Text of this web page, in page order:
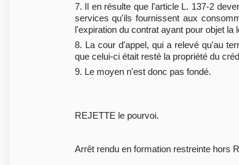
7. Il en résulte que l'article L. 137-2
services qu'ils fournissent aux
l'expiration du contrat ayant pour objet
8. La cour d'appel, qui a relevé qu'au
que celui-ci était resté la propriété du
9. Le moyen n'est donc pas fondé.
REJETTE le pourvoi.
Arrêt rendu en formation restreinte hors